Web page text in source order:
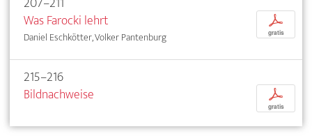
Was Farocki lehrt
Daniel Eschkötter, Volker Pantenburg
p
gratis
215–216
Bildnachweise
p
gratis